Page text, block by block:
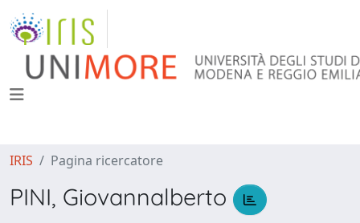
IRIS Pagina ricercatore
PINI, Giovannalberto